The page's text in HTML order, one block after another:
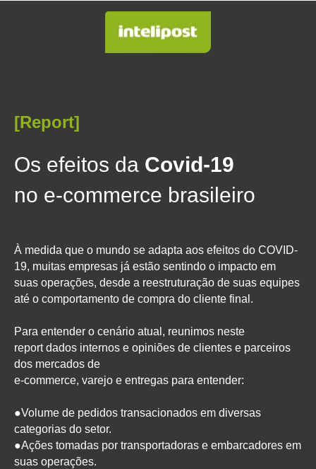
[Report]
Os efeitos da Covid-19
no e-commerce brasileiro
À medida que o mundo se adapta aos efeitos do COVID-
19, muitas empresas já estão sentindo o impacto em
suas operações, desde a reestruturação de suas equipes
até o comportamento de compra do cliente final.
Para entender o cenário atual, reunimos neste
report dados internos e opiniões de clientes e parceiros
dos mercados de
e-commerce, varejo e entregas para entender:
●Volume de pedidos transacionados em diversas
categorias do setor.
●Ações tomadas por transportadoras e embarcadores em
suas operações.